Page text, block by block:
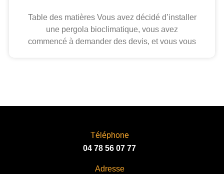
Table des matières Vous avez décidé d’installer
une pergola bioclimatique, vous avez
commencé à demander des devis, et vous vous
Téléphone
04 78 56 07 77
Adresse